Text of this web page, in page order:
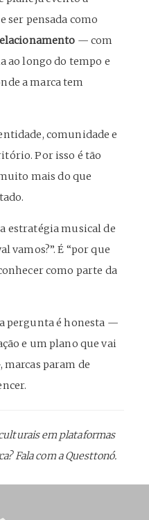
ser pensada como
— com
ao longo do tempo e
a marca tem
comunidade e
Por isso é tão
mais do que
estratégia musical de
vamos?”. É “por que
como parte da
pergunta é honesta —
e um plano que vai
param de
em plataformas
Fala com a Questtonó.